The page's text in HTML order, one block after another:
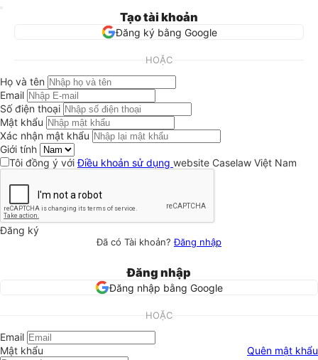
Tạo tài khoản
Đăng ký bằng Google
HOẶC
Họ và tên
Email
Số điện thoại
Mật khẩu
Xác nhận mật khẩu
Giới tính
Tôi đồng ý vớiĐiều khoản sử dụng website Caselaw Việt Nam
Đăng ký
Đã có Tài khoản?Đăng nhập
Đăng nhập
Đăng nhập bằng Google
HOẶC
Email
Mật khẩu
Quên mật khẩu